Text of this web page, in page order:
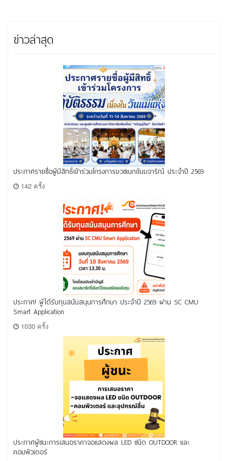
ข่าวล่าสุด
ประกาศรายชื่อผู้มีสิทธิ์เข้าร่วมโครงการบวชเนกขัมมจาริณี ประจำปี 2569
142 ครั้ง
ประกาศ! ผู้ได้รับทุนสนับสนุนการศึกษา ประจำปี 2569 ผ่าน SC CMU
Smart Application
1030 ครั้ง
ประกาศผู้ชนะการเสนอราคาจอแสดงผล LED ชนิด OUTDOOR และ
คอมพิวเตอร์